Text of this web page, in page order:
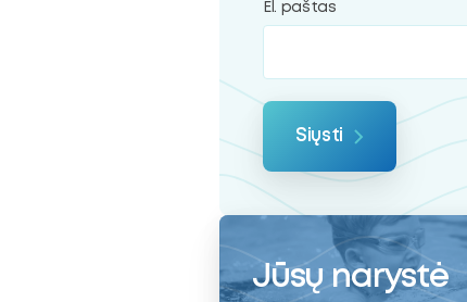
El. paštas
Siųsti
Jūsų narystė